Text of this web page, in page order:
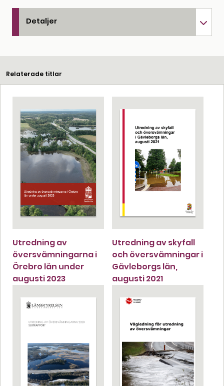
Detaljer
Relaterade titlar
Utredning av
översvämningarna i
Örebro län under
augusti 2023
Utredning av skyfall
och översvämningar i
Gävleborgs län,
augusti 2021